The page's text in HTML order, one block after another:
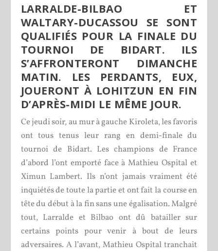
LARRALDE-BILBAO ET
WALTARY-DUCASSOU SE SONT
QUALIFIÉS POUR LA FINALE DU
TOURNOI DE BIDART. ILS
S’AFFRONTERONT DIMANCHE
MATIN. LES PERDANTS, EUX,
JOUERONT À LOHITZUN EN FIN
D’APRÈS-MIDI LE MÊME JOUR.
Ce jeudi soir, au mur à gauche Kiroleta, les favoris
ont tous tenus leur rang en demi-finale du
tournoi de Bidart. Les champions de France
d’abord l’ont emporté face à Mathieu Ospital et
Ximun Lambert. Ils n’ont jamais vraiment été
inquiétés de toute la partie et ont fait la course en
tête du début à la fin sans une égalisation. Malgré
tout, Larralde et Bilbao ont dû batailler sur
certains points pour venir à bout de leurs
adversaires. A l’avant, Mathieu Ospital tranchait